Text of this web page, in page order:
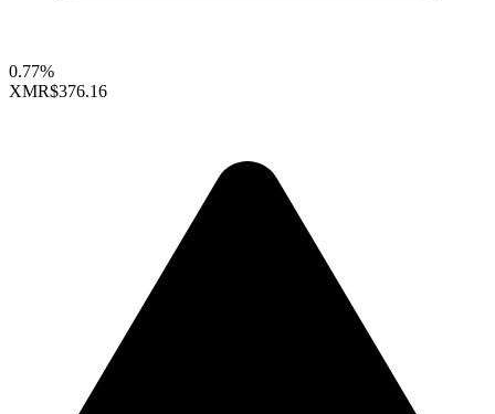
0.77%
XMR$376.16